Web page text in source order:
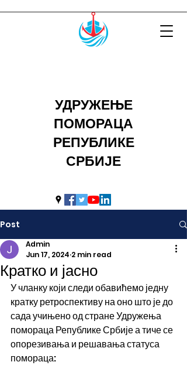
УДРУЖЕЊЕ
ПОМОРАЦА
РЕПУБЛИКЕ
СРБИЈЕ
uprs2014@hotmail.com
Post
Кратко и јасно
Admin
Jun 17, 2024 2 min read
У чланку који следи обавићемо једну
кратку ретроспективу на оно што је до
сада учињено од стране Удружења
помораца Републике Србије а тиче се
опорезивања и решавања статуса
помораца: